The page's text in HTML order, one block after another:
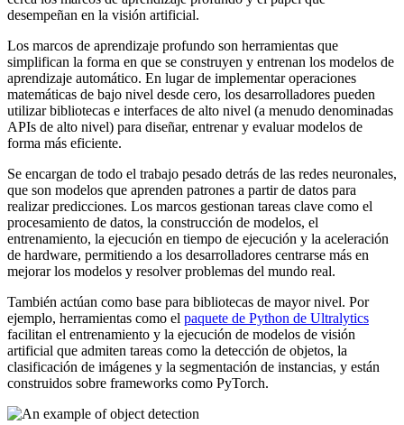
desempeñan en la visión artificial.
Los marcos de aprendizaje profundo son herramientas que
simplifican la forma en que se construyen y entrenan los modelos de
aprendizaje automático. En lugar de implementar operaciones
matemáticas de bajo nivel desde cero, los desarrolladores pueden
utilizar bibliotecas e interfaces de alto nivel (a menudo denominadas
APIs de alto nivel) para diseñar, entrenar y evaluar modelos de
forma más eficiente.
Se encargan de todo el trabajo pesado detrás de las redes neuronales,
que son modelos que aprenden patrones a partir de datos para
realizar predicciones. Los marcos gestionan tareas clave como el
procesamiento de datos, la construcción de modelos, el
entrenamiento, la ejecución en tiempo de ejecución y la aceleración
de hardware, permitiendo a los desarrolladores centrarse más en
mejorar los modelos y resolver problemas del mundo real.
También actúan como base para bibliotecas de mayor nivel. Por
ejemplo, herramientas como el paquete de Python de Ultralytics
facilitan el entrenamiento y la ejecución de modelos de visión
artificial que admiten tareas como la detección de objetos, la
clasificación de imágenes y la segmentación de instancias, y están
construidos sobre frameworks como PyTorch.